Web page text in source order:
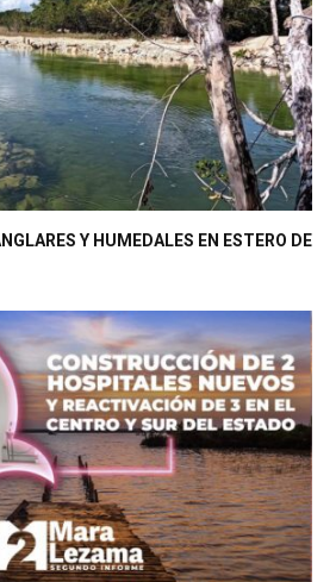
Y HUMEDALES EN ESTERO DE